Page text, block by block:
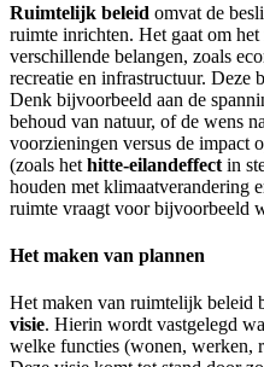
Ruimtelijk beleid omvat de
ruimte inrichten. Het gaat om
verschillende belangen, zoals
recreatie en infrastructuur. Deze
Denk bijvoorbeeld aan de
behoud van natuur, of de wens
voorzieningen versus de impact
(zoals het hitte-eilandeffect in
houden met klimaatverandering
ruimte vraagt voor bijvoorbeeld
Het maken van plannen
Het maken van ruimtelijk beleid
visie. Hierin wordt vastgelegd
welke functies (wonen, werken,